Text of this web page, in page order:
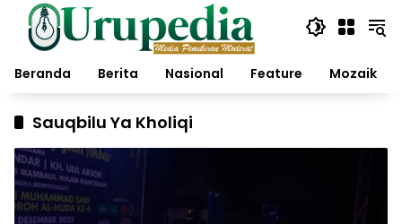
Langsung
konten
Beranda
Berita Nasional Feature Mozaik
Sauqbilu Ya Kholiqi